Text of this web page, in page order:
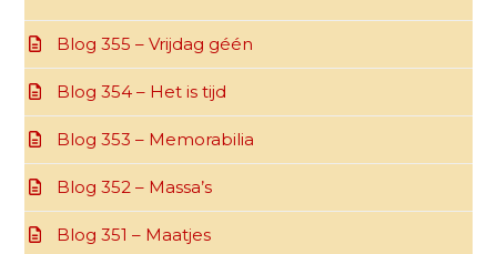
Blog 355 – Vrijdag géén
Blog 354 – Het is tijd
Blog 353 – Memorabilia
Blog 352 – Massa’s
Blog 351 – Maatjes